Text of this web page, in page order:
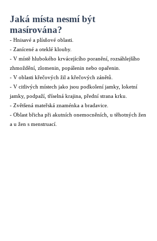
Jaká místa nesmí být
masírována?
- Hnisavé a plísňové oblasti.
- Zanícené a oteklé klouby.
- V místě hlubokého krvácejícího poranění, rozsáhlejšího
zhmoždění, zlomenin, popálenin nebo opařenin.
- V oblasti křečových žil a křečových zánětů.
- V citlivých místech jako jsou podkolení jamky, loketní
jamky, podpaží, tříselná krajina, přední strana krku.
- Zvětšená mateřská znaménka a bradavice.
- Oblast břicha při akutních onemocněních, u těhotných žen
a u žen s menstruací.